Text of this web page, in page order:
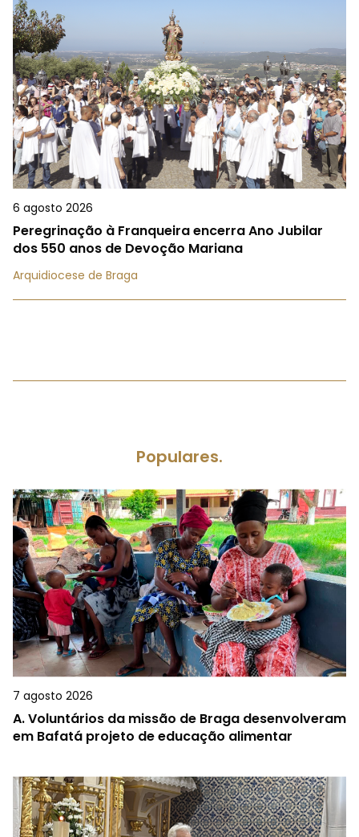
6 agosto 2026
Peregrinação à Franqueira encerra Ano Jubilar
dos 550 anos de Devoção Mariana
Arquidiocese de Braga
Populares.
7 agosto 2026
A.Voluntários da missão de Braga desenvolveram
em Bafatá projeto de educação alimentar